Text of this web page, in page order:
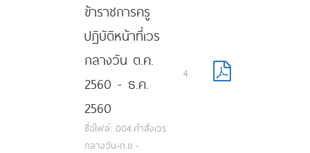
ข้าราชการครู
ปฏิบัติหน้าที่เวร
กลางวัน ต.ค.
2560 - ธ.ค.
2560
ชื่อไฟล์: 004.คำสั่งเวร
กลางวัน-ก.ย.-
4